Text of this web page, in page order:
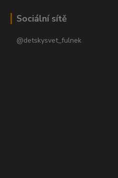
Sociální sítě
@detskysvet_fulnek